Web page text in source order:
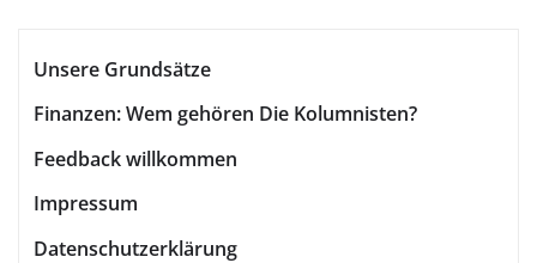
Unsere Grundsätze
Finanzen: Wem gehören Die Kolumnisten?
Feedback willkommen
Impressum
Datenschutzerklärung